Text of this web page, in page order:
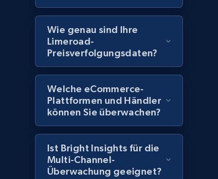
2.1K+ 375+ Jetzt anfangen
Amazon products global dataset - Collect
Amazon products by seller URL
Title, Seller name, Brand, Description, Initial
price, Currency, Availability, Reviews count, and
2.1K+ 375+ Jetzt anfangen
Amazon products global dataset - Collect
Wie genau sind Ihre
Limeroad-
Preisverfolgungsdaten?
Welche eCommerce-
Plattformen und Händler
können Sie überwachen?
Ist Bright Insights für die
Multi-Channel-
Überwachung geeignet?